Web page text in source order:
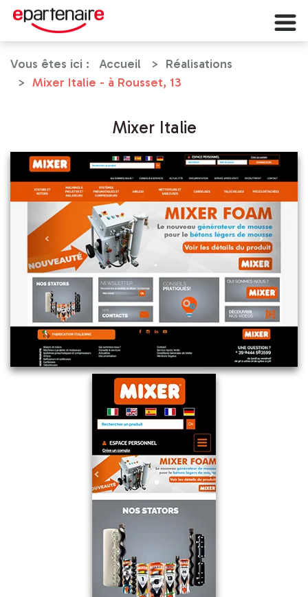
Vous êtes ici : Accueil
Réalisations
Mixer Italie - à Rousset, 13
Mixer Italie